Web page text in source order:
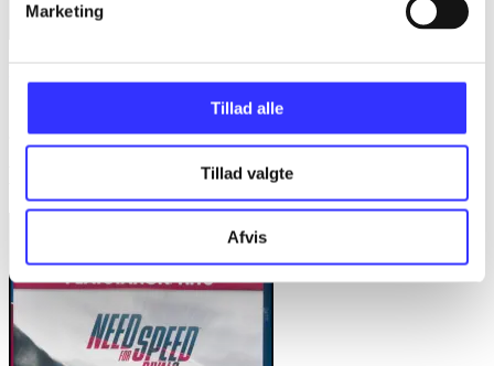
Marketing
Tillad alle
Tillad valgte
Afvis